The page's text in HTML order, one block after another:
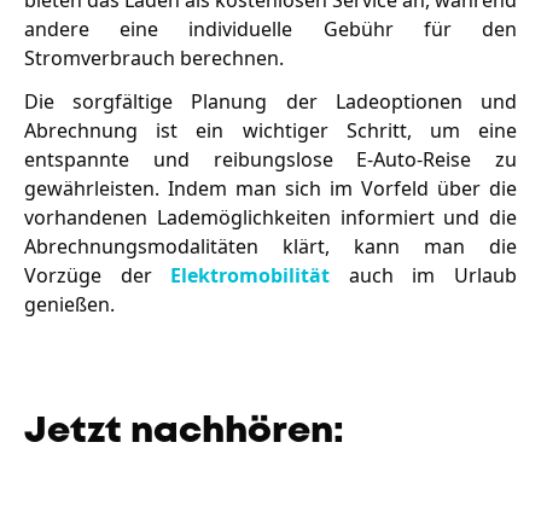
andere eine individuelle Gebühr für den
Stromverbrauch berechnen.
Die sorgfältige Planung der Ladeoptionen und
Abrechnung ist ein wichtiger Schritt, um eine
entspannte und reibungslose E-Auto-Reise zu
gewährleisten. Indem man sich im Vorfeld über die
vorhandenen Lademöglichkeiten informiert und die
Abrechnungsmodalitäten klärt, kann man die
Vorzüge der Elektromobilität auch im Urlaub
genießen.
Jetzt nachhören: